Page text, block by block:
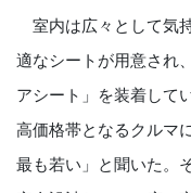
室内は広々として気
適なシートが用意され
アシート」を装着して
高価格帯となるクルマ
最も若い」と聞いた。